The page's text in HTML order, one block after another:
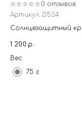
☆☆☆☆☆ 0 отзывов
Артикул: D524
Солнцезащитный
1 200 р.
Вес
75 г